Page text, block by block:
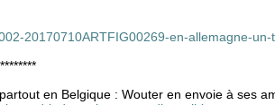
20170710ARTFIG00269-en-allemagne-
en Belgique : Wouter en envoie à ses